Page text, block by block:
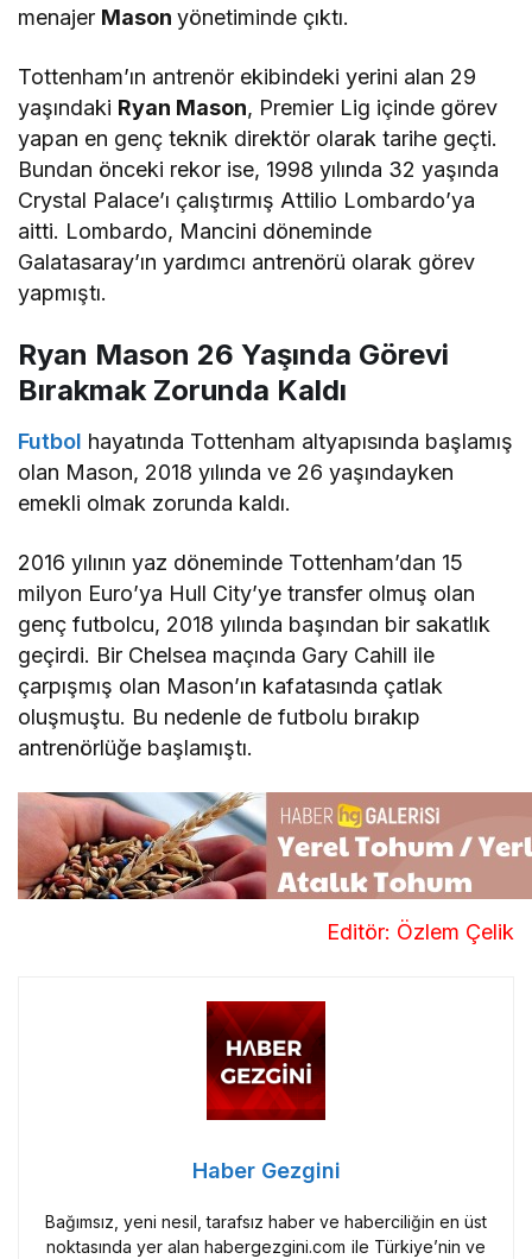
menajer Masonyönetiminde çıktı.
Tottenham’ın antrenör ekibindeki yerini alan 29
yaşındaki Ryan Mason, Premier Lig içinde görev
yapan en genç teknik direktör olarak tarihe geçti.
Bundan önceki rekor ise, 1998 yılında 32 yaşında
Crystal Palace’ı çalıştırmış Attilio Lombardo’ya
aitti. Lombardo, Mancini döneminde
Galatasaray’ın yardımcı antrenörü olarak görev
yapmıştı.
Ryan Mason 26 Yaşında Görevi
Bırakmak Zorunda Kaldı
Futbol hayatında Tottenham altyapısında başlamış
olan Mason, 2018 yılında ve 26 yaşındayken
emekli olmak zorunda kaldı.
2016 yılının yaz döneminde Tottenham’dan 15
milyon Euro’ya Hull City’ye transfer olmuş olan
genç futbolcu, 2018 yılında başından bir sakatlık
geçirdi. Bir Chelsea maçında Gary Cahill ile
çarpışmış olan Mason’ın kafatasında çatlak
oluşmuştu. Bu nedenle de futbolu bırakıp
antrenörlüğe başlamıştı.
Editör: Özlem Çelik
Haber Gezgini
Bağımsız, yeni nesil, tarafsız haber ve haberciliğin en üst
noktasında yer alan habergezgini.com ile Türkiye’nin ve